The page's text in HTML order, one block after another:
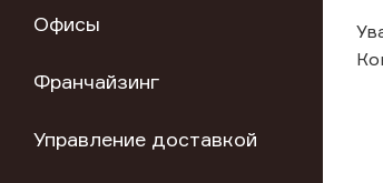
Офисы
Франчайзинг
Управление доставкой